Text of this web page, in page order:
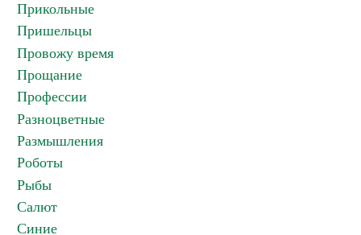
Прикольные
Пришельцы
Провожу время
Прощание
Профессии
Разноцветные
Размышления
Роботы
Рыбы
Салют
Синие